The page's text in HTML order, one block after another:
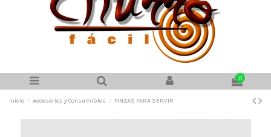
0
Inicio Accesorios y Consumibles PINZAS PARA SERVIR